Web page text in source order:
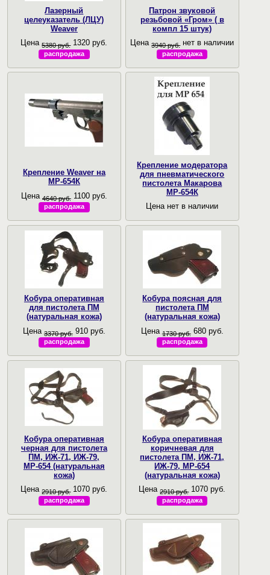
Лазерный
целеуказатель (ЛЦУ)
Weaver
Цена5380 руб. 1320 руб.
распродажа
Патрон звуковой
резьбовой «Гром» ( в
компл 15 штук)
Цена3940 руб. нет в наличии
распродажа
Крепление Weaver на
МР-654К
Цена 4640 руб. 1100 руб.
распродажа
Крепление модератора
для пневматического
пистолета Макарова
МР-654К
Цена нет в наличии
Кобура оперативная
для пистолета ПМ
(натуральная кожа)
Цена 3370 руб. 910 руб.
распродажа
Кобура поясная для
пистолета ПМ
(натуральная кожа)
Цена 1730 руб. 680 руб.
распродажа
Кобура оперативная
черная для пистолета
ПМ, ИЖ-71, ИЖ-79,
МР-654 (натуральная
кожа)
Цена2910 руб. 1070 руб.
распродажа
Кобура оперативная
коричневая для
пистолета ПМ, ИЖ-71,
ИЖ-79, МР-654
(натуральная кожа)
Цена2910 руб. 1070 руб.
распродажа